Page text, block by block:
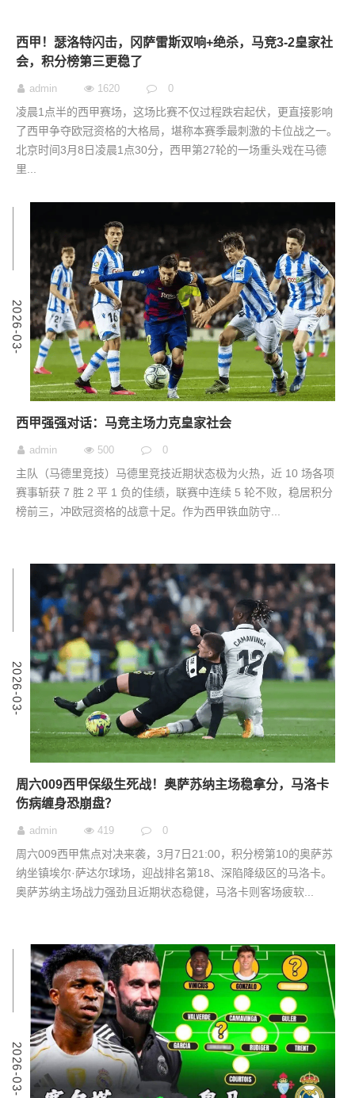
西甲！瑟洛特闪击，冈萨雷斯双响+绝杀，马竞3-2皇家社
会，积分榜第三更稳了
admin 1620 0
凌晨1点半的西甲赛场，这场比赛不仅过程跌宕起伏，更直接影响
了西甲争夺欧冠资格的大格局，堪称本赛季最刺激的卡位战之一。
北京时间3月8日凌晨1点30分，西甲第27轮的一场重头戏在马德
里...
2
0
2
6
-
0
3
-
0
西甲强强对话：马竞主场力克皇家社会
admin 500 0
主队（马德里竞技）马德里竞技近期状态极为火热，近 10 场各项
赛事斩获 7 胜 2 平 1 负的佳绩，联赛中连续 5 轮不败，稳居积分
榜前三，冲欧冠资格的战意十足。作为西甲铁血防守...
2
0
2
6
-
0
3
-
0
周六009西甲保级生死战！奥萨苏纳主场稳拿分，马洛卡
伤病缠身恐崩盘？
admin 419 0
周六009西甲焦点对决来袭，3月7日21:00，积分榜第10的奥萨苏
纳坐镇埃尔·萨达尔球场，迎战排名第18、深陷降级区的马洛卡。
奥萨苏纳主场战力强劲且近期状态稳健，马洛卡则客场疲软...
2
0
2
6
-
0
3
-
0